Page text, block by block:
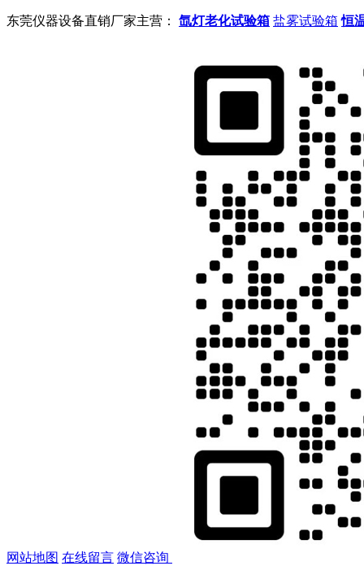
东莞仪器设备直销厂家主营： 氙灯老化试验箱 盐雾试验箱 恒
网站地图 在线留言 微信咨询